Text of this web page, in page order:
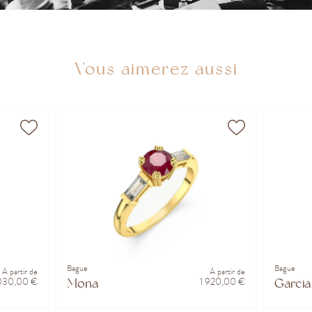
Vous aimerez aussi
À partir de
€
Bague
Mona
À partir de
1 920,00 €
Bague
Garcia